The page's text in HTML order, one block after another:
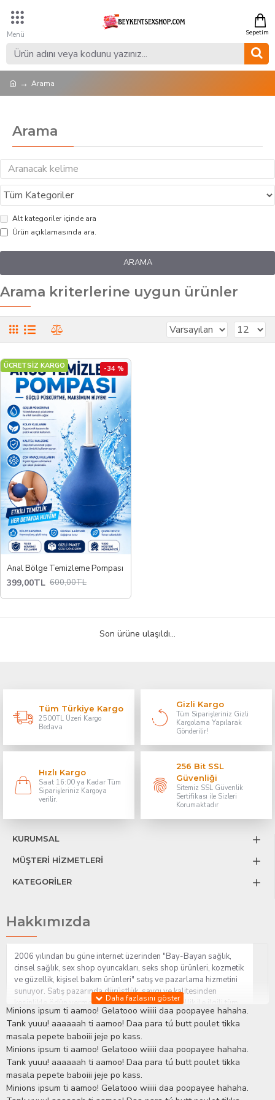
Arama
Arama
Alt kategoriler içinde ara
Ürün açıklamasında ara.
ARAMA
Arama kriterlerine uygun ürünler
ÜCRETSİZ KARGO -34 %
Anal Bölge Temizleme Pompası
399,00TL 600,00TL
Son ürüne ulaşıldı...
Tüm Türkiye Kargo
2500TL Üzeri Kargo
Bedava
Gizli Kargo
Tüm Siparişleriniz Gizli
Kargolama Yapılarak
Gönderilir!
Hızlı Kargo
Saat 16:00 ya Kadar Tüm
Siparişleriniz Kargoya
verilir.
256 Bit SSL
Güvenliği
Sitemiz SSL Güvenlik
Sertifikası ile Sizleri
Korumaktadır
KURUMSAL
MÜŞTERİ HİZMETLERİ
KATEGORİLER
Hakkımızda
2006 yılından bu güne internet üzerinden "Bay-Bayan sağlık,
cinsel sağlık, sex shop oyuncakları, seks shop ürünleri, kozmetik
ve güzellik, kişisel bakım ürünleri" satış ve pazarlama hizmetini
sunuyor. Satış pazarında dürüstlük, saygı ve kalitesinden
kesinlikle ödün vermeden hizmet sağlık ve güzellik ile ilgili tüm
sorularınıza anında cevap verebilen Yetkin ve uzman kadrosu ile
ihtiyaçlarınızı en uygun fiyat ve taksit seçenekleriyle karşılıyor.
İstanbul beylikdüzü Erotik Shop sitemizde insan odaklı çalışma
stratejimiz ile müşterilerimizin yaşamlarında mutlu, sağlıklı ve
bakımlı olmaları için onlara sağlık ve güzellik danışmanlığı
sağlıyoruz.Sex ShopAlışveriş sitemiz Erotik Shop sektöründeki
gelişmeleri ve yenilikleri çok yakından takip etmesi, yaklaşık
5000'e yakın geniş ürün yelpazesi ile Türkiye'de bu sektörde
Minions ipsum ti aamoo! Gelatooo wiiiii daa poopayee hahaha.
Tank yuuu! aaaaaah ti aamoo! Daa para tú butt poulet tikka
masala pepete baboiii jeje po kass.
Minions ipsum ti aamoo! Gelatooo wiiiii daa poopayee hahaha.
Tank yuuu! aaaaaah ti aamoo! Daa para tú butt poulet tikka
masala pepete baboiii jeje po kass.
Minions ipsum ti aamoo! Gelatooo wiiiii daa poopayee hahaha.